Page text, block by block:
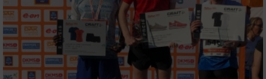
Verwendung von Profilen zur Auswahl
personalisierter Werbung
Erstellung von Profilen zur Personalisierung
von Inhalten